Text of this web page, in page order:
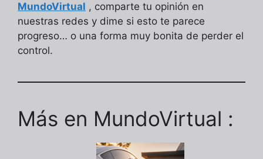
MundoVirtual , comparte tu opinión en
nuestras redes y dime si esto te parece
progreso… o una forma muy bonita de perder el
control.
Más en MundoVirtual :